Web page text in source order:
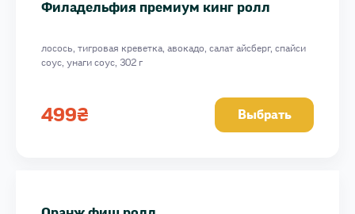
Филадельфия премиум кинг ролл
лосось, тигровая креветка, авокадо, салат айсберг, спайси
соус, унаги соус, 302 г
499₴ Выбрать